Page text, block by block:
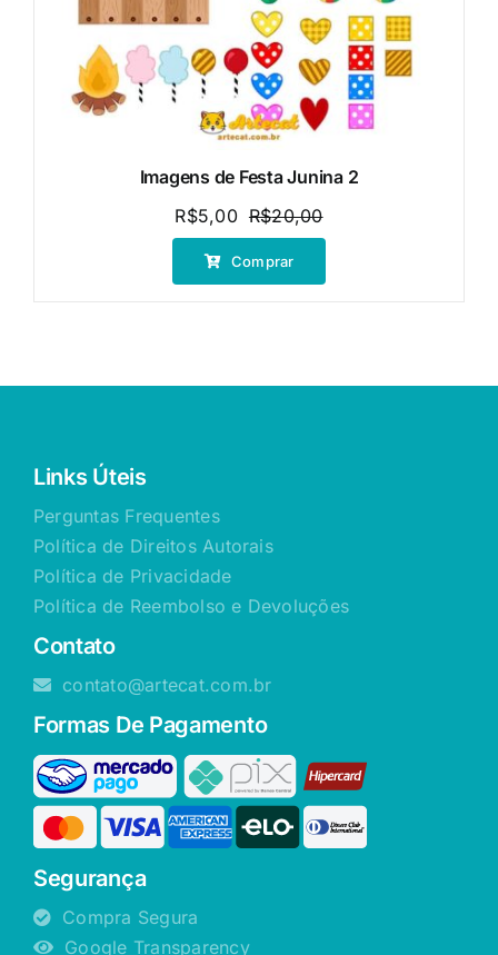
Imagens de Festa Junina 2
R$20,00O
preço
era:
R$5,00
O
preço
é:
Comprar
Links Úteis
Perguntas Frequentes
Política de Direitos Autorais
Política de Privacidade
Política de Reembolso e Devoluções
Contato
contato@artecat.com.br
Formas De Pagamento
Segurança
Compra Segura
Google Transparency